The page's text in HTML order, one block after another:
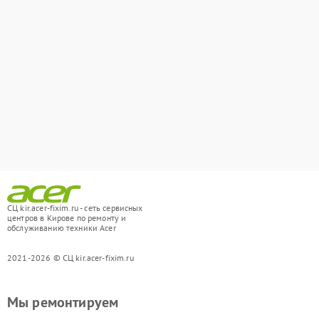
СЦ kir.acer-fixim.ru - сеть сервисных
центров в Кирове по ремонту и
обслуживанию техники Acer
2021-2026 © СЦ kir.acer-fixim.ru
Мы ремонтируем